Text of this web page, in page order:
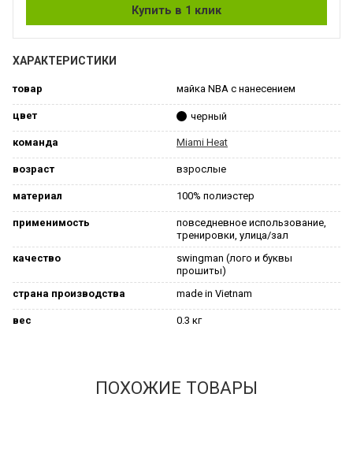
Купить в 1 клик
ХАРАКТЕРИСТИКИ
товар майка NBA с нанесением
цвет черный
команда Miami Heat
возраст взрослые
материал 100% полиэстер
применимость
повседневное использование,
тренировки, улица/зал
качество
swingman (лого и буквы
прошиты)
страна производства
made in Vietnam
вес 0.3 кг
ПОХОЖИЕ ТОВАРЫ